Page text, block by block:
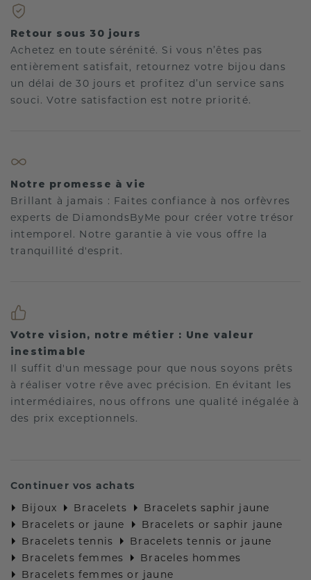
Retour sous 30 jours
Achetez en toute sérénité. Si vous n’êtes pas
entièrement satisfait, retournez votre bijou dans
un délai de 30 jours et profitez d’un service sans
souci. Votre satisfaction est notre priorité.
Notre promesse à vie
Brillant à jamais : Faites confiance à nos orfèvres
experts de DiamondsByMe pour créer votre trésor
intemporel. Notre garantie à vie vous offre la
tranquillité d'esprit.
Votre vision, notre métier : Une valeur
inestimable
Il suffit d'un message pour que nous soyons prêts
à réaliser votre rêve avec précision. En évitant les
intermédiaires, nous offrons une qualité inégalée à
des prix exceptionnels.
Continuer vos achats
Bijoux
Bracelets
Bracelets saphir jaune
Bracelets or jaune
Bracelets or saphir jaune
Bracelets tennis
Bracelets tennis or jaune
Bracelets femmes
Braceles hommes
Bracelets femmes or jaune